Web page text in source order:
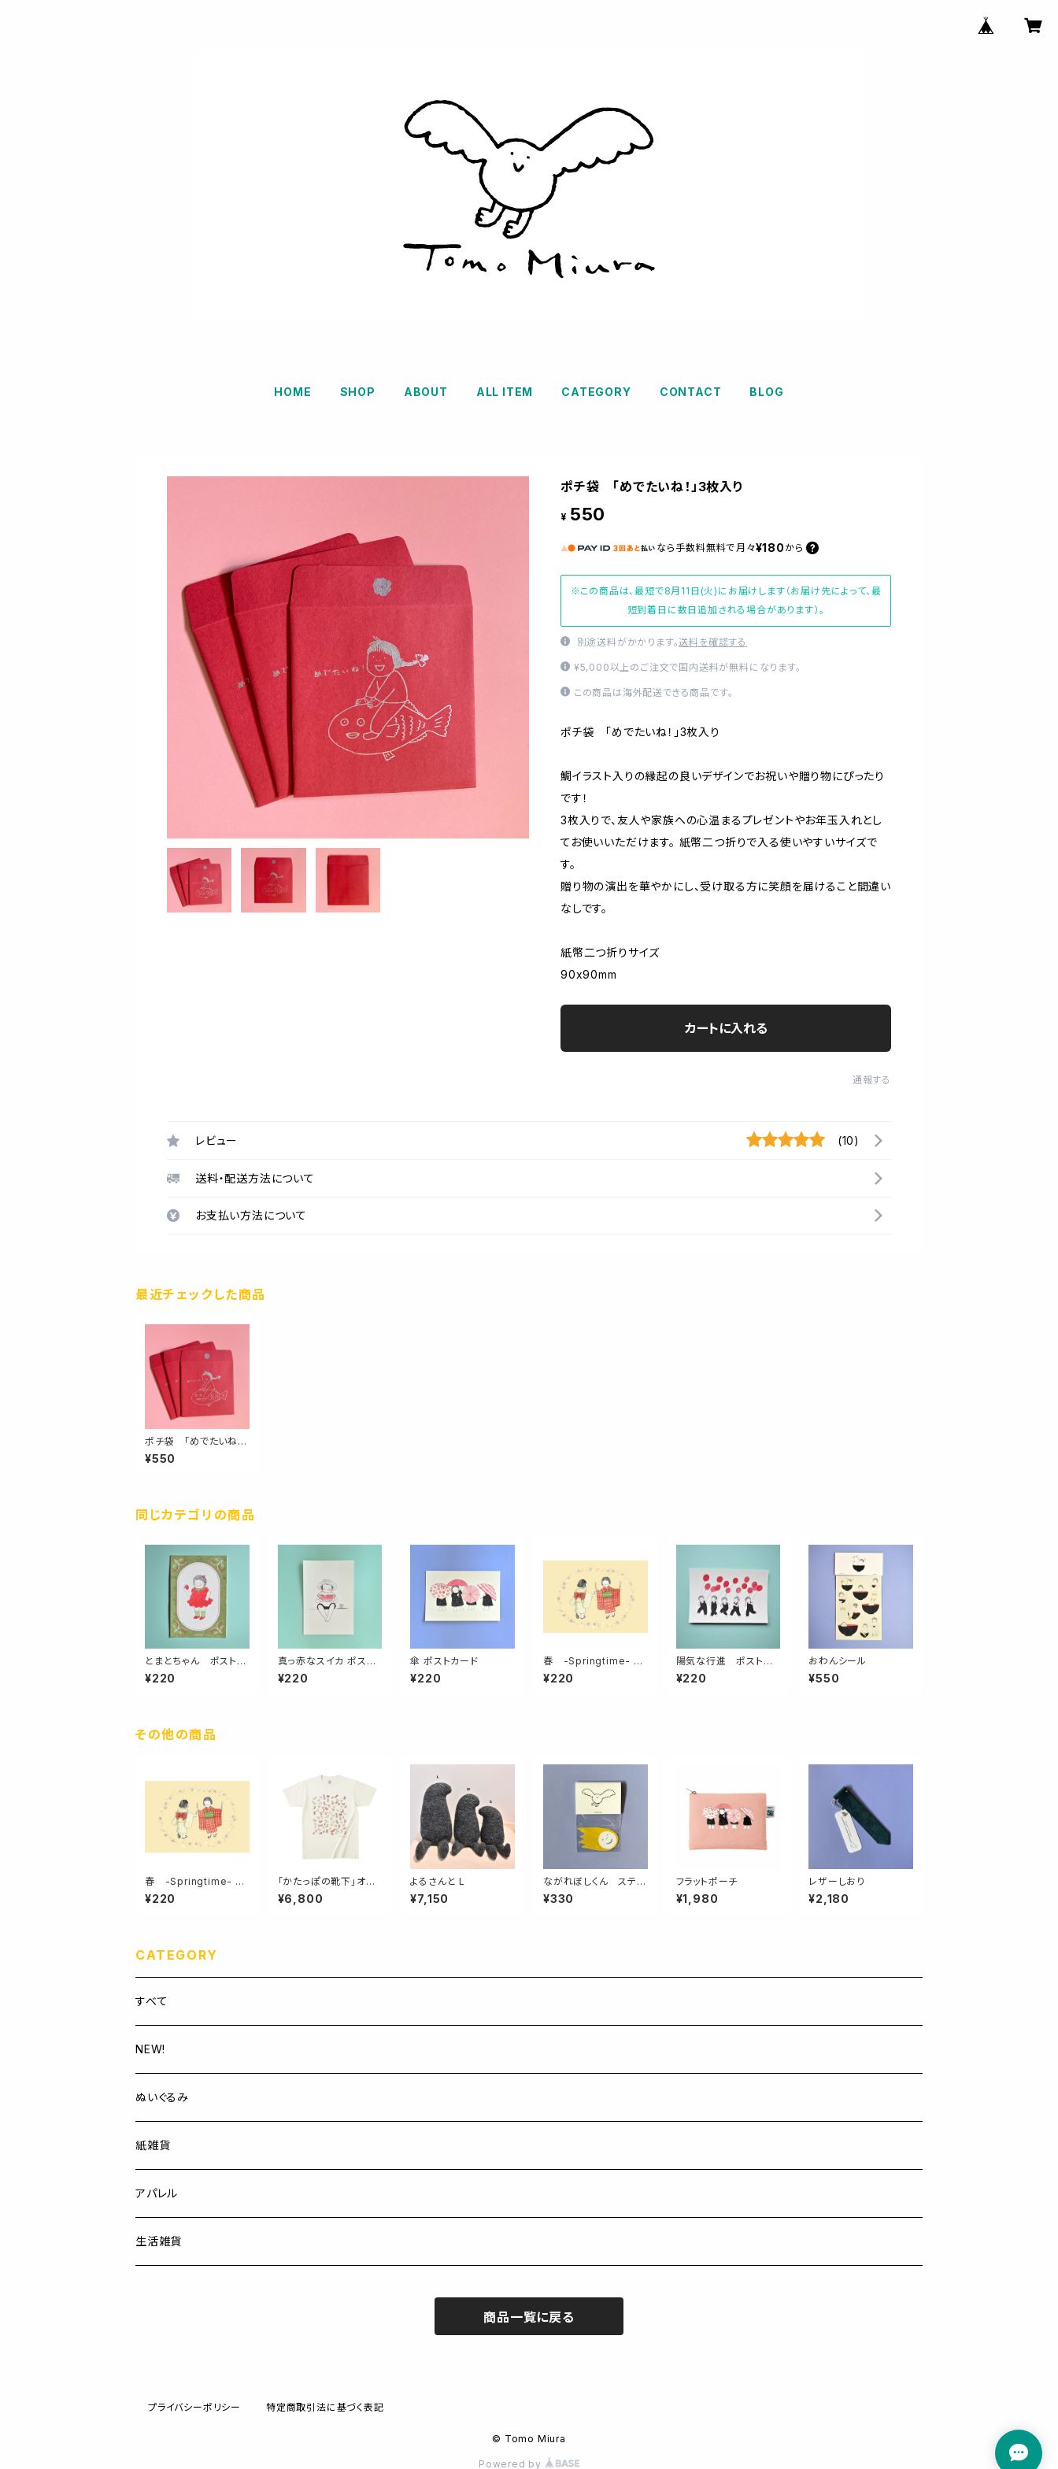
HOME SHOP ABOUT ALL ITEM CATEGORY CONTACT BLOG
ポチ袋 「めでたいね！」3枚入り
¥ 550
なら 手数料無料で 月々¥180 から
※この商品は、最短で8月11日(火)にお届けします（お届け先によって、最
短到着日に数日追加される場合があります）。
別途送料がかかります。送料を確認する
¥5,000以上のご注文で国内送料が無料になります。
この商品は海外配送できる商品です。
ポチ袋 「めでたいね！」3枚入り
鯛イラスト入りの縁起の良いデザインでお祝いや贈り物にぴったり
です！
3枚入りで、友人や家族への心温まるプレゼントやお年玉入れとし
てお使いいただけます。 紙幣二つ折りで入る使いやすいサイズで
す。
贈り物の演出を華やかにし、受け取る方に笑顔を届けること間違い
なしです。
紙幣二つ折りサイズ
90x90mm
カートに入れる
通報する
レビュー (10)
送料・配送方法について
お支払い方法について
最近チェックした商品
ポチ袋 「めでたいね！」
3枚入り
¥550
同じカテゴリの商品
とまとちゃん ポストカ
ード
¥220
真っ赤なスイカ ポスト
カード
¥220
傘 ポストカード
¥220
春 -Springtime- ポ
ストカード
¥220
陽気な行進 ポストカ
ード
¥220
おわんシール
¥550
その他の商品
春 -Springtime- ポ
ストカード
¥220
「かたっぽの靴下」オー
ガニックコットンTシャツ
ユニセックス
¥6,800
よるさんと L
¥7,150
ながれぼしくん ステッ
カー
¥330
フラットポーチ
¥1,980
レザーしおり
¥2,180
CATEGORY
すべて
NEW!
ぬいぐるみ
紙雑貨
アパレル
生活雑貨
商品一覧に戻る
プライバシーポリシー 特定商取引法に基づく表記
© Tomo Miura
Powered by